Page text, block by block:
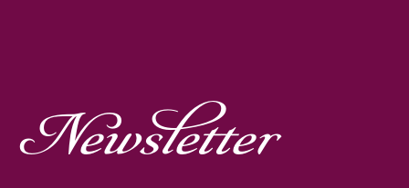
Newsletter